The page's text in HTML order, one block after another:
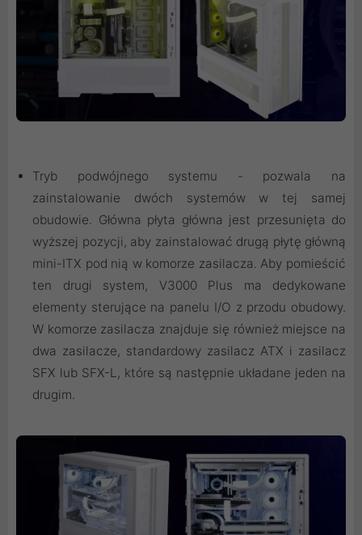
Tryb podwójnego systemu - pozwala na
zainstalowanie dwóch systemów w tej samej
obudowie. Główna płyta główna jest przesunięta do
wyższej pozycji, aby zainstalować drugą płytę główną
mini-ITX pod nią w komorze zasilacza. Aby pomieścić
ten drugi system, V3000 Plus ma dedykowane
elementy sterujące na panelu I/O z przodu obudowy.
W komorze zasilacza znajduje się również miejsce na
dwa zasilacze, standardowy zasilacz ATX i zasilacz
SFX lub SFX-L, które są następnie układane jeden na
drugim.